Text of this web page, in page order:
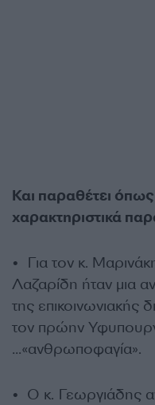
Και παραθέτει
χαρακτηριστικά
•⁠ ⁠Για τον κ.
Λαζαρίδη ήταν μια
της επικοινωνιακής
τον πρώην
…«ανθρωποφαγία».
•⁠ ⁠Ο κ. Γεωργιάδης